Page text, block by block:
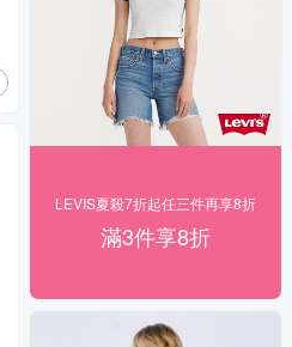
LEVIS夏殺7折起任三件再享8折
滿3件享8折